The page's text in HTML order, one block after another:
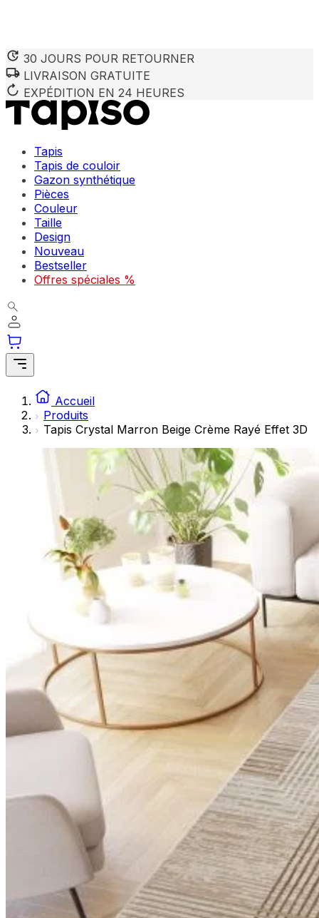
30 JOURS POUR RETOURNER
LIVRAISON GRATUITE
EXPÉDITION EN 24 HEURES
Tapis
Tapis de couloir
Gazon synthétique
Pièces
Couleur
Taille
Design
Nouveau
Bestseller
Offres spéciales %
Accueil
Produits
Tapis Crystal Marron Beige Crème Rayé Effet 3D
Nous utilisons des cookies pour personnaliser le contenu
partenaires peuvent combiner ces informations avec
utilisation de leurs services.
Les cookies indispensables sont cruciaux pour les
Les cookies liés aux préférences permettent au site de
comme votre langue préférée ou la région dans laquelle
Les cookies marketing sont utilisés pour suivre les
engageantes pour l'utilisateur individuel et, par
Les cookies non classés sont des cookies qui sont en